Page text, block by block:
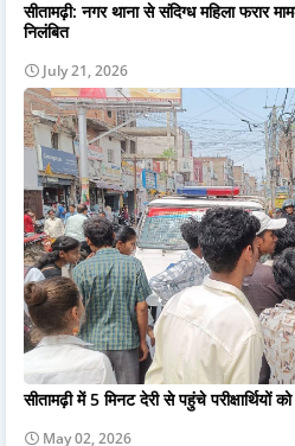
सीतामढ़ी: नगर थाना से संदिग्ध महिला फरार
निलंबित
July 21, 2026
सीतामढ़ी में 5 मिनट देरी से पहुंचे परीक्षार्थियों
May 02, 2026